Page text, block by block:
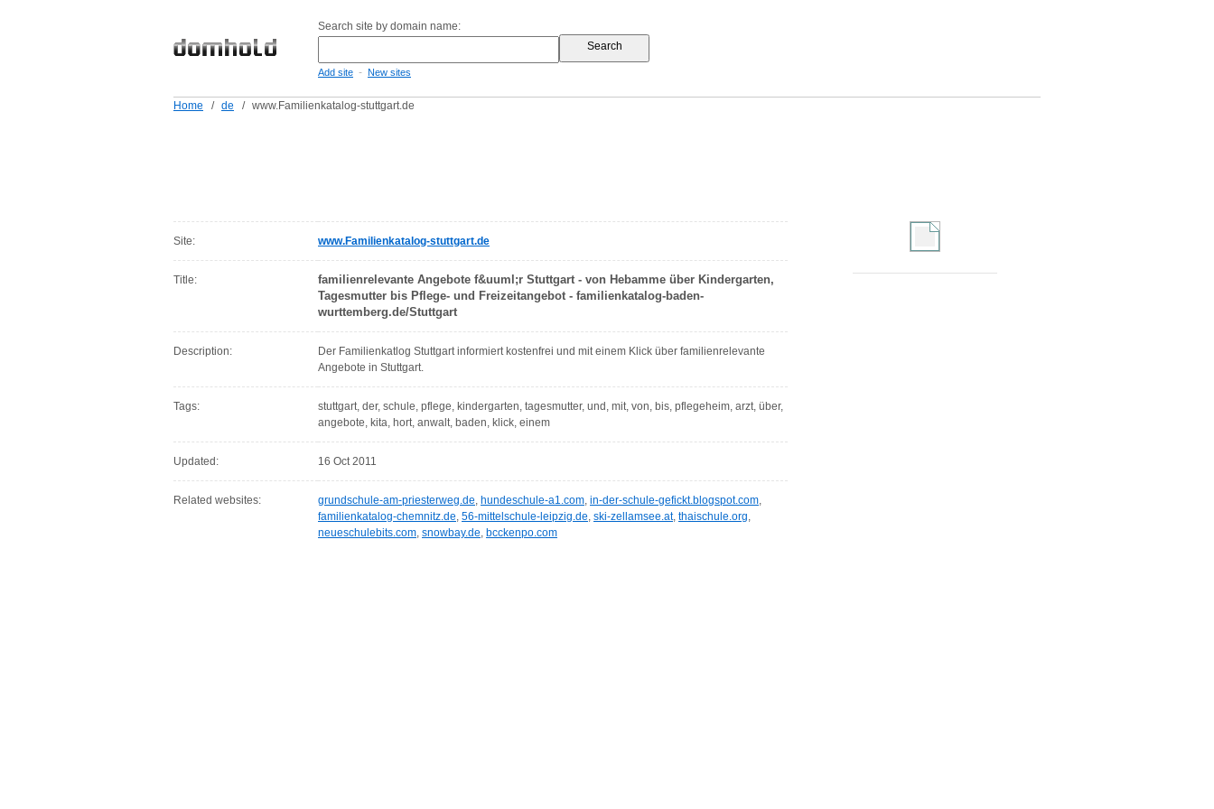
Search site by domain name:
Add site - New sites
Home / de / www.Familienkatalog-stuttgart.de
Site: www.Familienkatalog-stuttgart.de
Title:
familienrelevante Angebote f&uuml;r Stuttgart - von Hebamme über Kindergarten,
Tagesmutter bis Pflege- und Freizeitangebot - familienkatalog-baden-
wurttemberg.de/Stuttgart
Description:
Der Familienkatlog Stuttgart informiert kostenfrei und mit einem Klick über familienrelevante
Angebote in Stuttgart.
Tags:
stuttgart, der, schule, pflege, kindergarten, tagesmutter, und, mit, von, bis, pflegeheim, arzt, über,
angebote, kita, hort, anwalt, baden, klick, einem
Updated: 16 Oct 2011
Related websites: grundschule-am-priesterweg.de, hundeschule-a1.com, in-der-schule-gefickt.blogspot.com,
familienkatalog-chemnitz.de, 56-mittelschule-leipzig.de, ski-zellamsee.at, thaischule.org,
neueschulebits.com, snowbay.de, bcckenpo.com